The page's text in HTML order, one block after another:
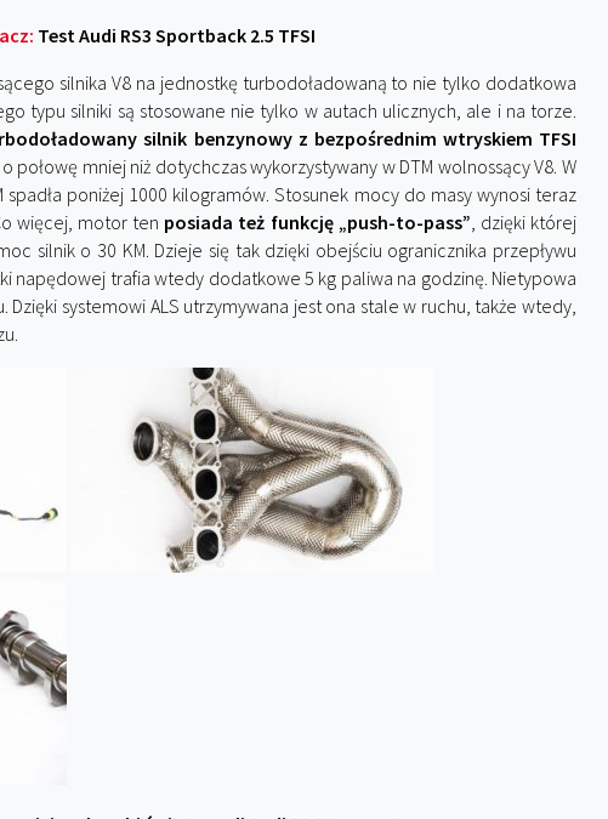
Test Audi RS3 Sportback 2.5 TFSI
silnika V8 na jednostkę turbodoładowaną to nie tylko dodatkowa
typu silniki są stosowane nie tylko w autach ulicznych, ale i na torze.
silnik benzynowy z bezpośrednim wtryskiem TFSI
połowę mniej niż dotychczas wykorzystywany w DTM wolnossący V8. W
poniżej 1000 kilogramów. Stosunek mocy do masy wynosi teraz
więcej, motor ten posiada też funkcję „push-to-pass”, dzięki której
silnik o 30 KM. Dzieje się tak dzięki obejściu ogranicznika przepływu
napędowej trafia wtedy dodatkowe 5 kg paliwa na godzinę. Nietypowa
Dzięki systemowi ALS utrzymywana jest ona stale w ruchu, także wtedy,